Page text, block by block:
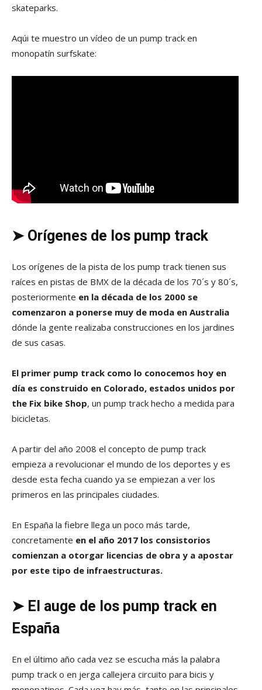
skateparks.
Aqúi te muestro un vídeo de un pump track en
monopatín surfskate:
➤ Orígenes de los pump track
Los orígenes de la pista de los pump track tienen sus
raíces en pistas de BMX de la década de los 70´s y 80´s,
posteriormente en la década de los 2000 se
comenzaron a ponerse muy de moda en Australia
dónde la gente realizaba construcciones en los jardines
de sus casas.
El primer pump track como lo conocemos hoy en
día es construido en Colorado, estados unidos por
the Fix bike Shop, un pump track hecho a medida para
bicicletas.
A partir del año 2008 el concepto de pump track
empieza a revolucionar el mundo de los deportes y es
desde esta fecha cuando ya se empiezan a ver los
primeros en las principales ciudades.
En España la fiebre llega un poco más tarde,
concretamente en el año 2017 los consistorios
comienzan a otorgar licencias de obra y a apostar
por este tipo de infraestructuras.
➤ El auge de los pump track en
España
En el último año cada vez se escucha más la palabra
pump track o en jerga callejera circuito para bicis y